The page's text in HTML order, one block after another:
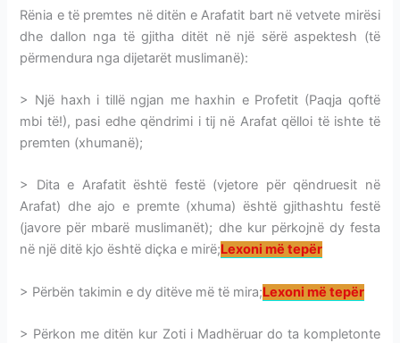
Rënia e të premtes në ditën e Arafatit bart në vetvete mirësi
dhe dallon nga të gjitha ditët në një sërë aspektesh (të
përmendura nga dijetarët muslimanë):
> Një haxh i tillë ngjan me haxhin e Profetit (Paqja qoftë
mbi të!), pasi edhe qëndrimi i tij në Arafat qëlloi të ishte të
premten (xhumanë);
> Dita e Arafatit është festë (vjetore për qëndruesit në
Arafat) dhe ajo e premte (xhuma) është gjithashtu festë
(javore për mbarë muslimanët); dhe kur përkojnë dy festa
në një ditë kjo është diçka e mirë;Lexoni më tepër
> Përbën takimin e dy ditëve më të mira;Lexoni më tepër
> Përkon me ditën kur Zoti i Madhëruar do ta kompletonte